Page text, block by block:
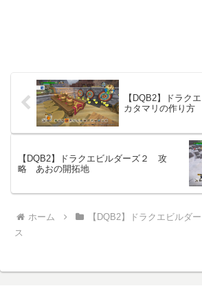
【DQB2】ドラク
カタマリの作り方
【DQB2】ドラクエビルダーズ２ 攻
略 あおの開拓地
ホーム
【DQB2】ドラクエビルダ
ス